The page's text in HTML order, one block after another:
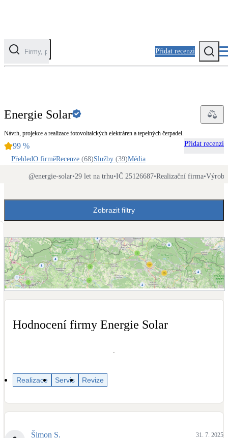
Přidat recenzi
Solární ohřev vody
Klimatizace pro vytápění
Solární termický systém
Na přípravu teplé vody i přitápění
Teplovzdušné vytápění
Okna / dveře
Energie Solar
Návrh, projekce a realizace fotovoltaických elektráren a tepelných čerpadel.
99 %
Přidat recenzi
PřehledO firměRecenze (68)Služby (39)Média
@energie-solar•29 let na trhu•IČ 25126687•Realizační firma•
Zobrazit filtry
Hodnocení firmy Energie Solar
Realizace Servis Revize
Šimon S. 31. 7. 2025